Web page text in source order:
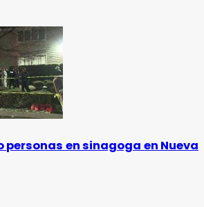
personas en sinagoga en Nueva